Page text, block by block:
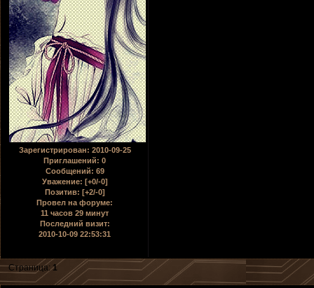
Зарегистрирован: 2010-09-25
Приглашений: 0
Сообщений: 69
Уважение: [+0/-0]
Позитив: [+2/-0]
Провел на форуме:
11 часов 29 минут
Последний визит:
2010-10-09 22:53:31
Страница:1